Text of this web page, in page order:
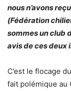
nous n’avons
(Fédération
sommes un club
avis de ces deux
C’est le flocage
fait polémique au